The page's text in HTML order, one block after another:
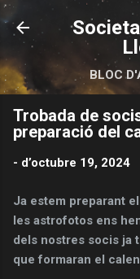
Salta
BLOC
Trobada de
preparació del
- d’octubre 19, 2024
Ja estem preparant
les astrofotos ens
dels nostres socis ja
que formaran el